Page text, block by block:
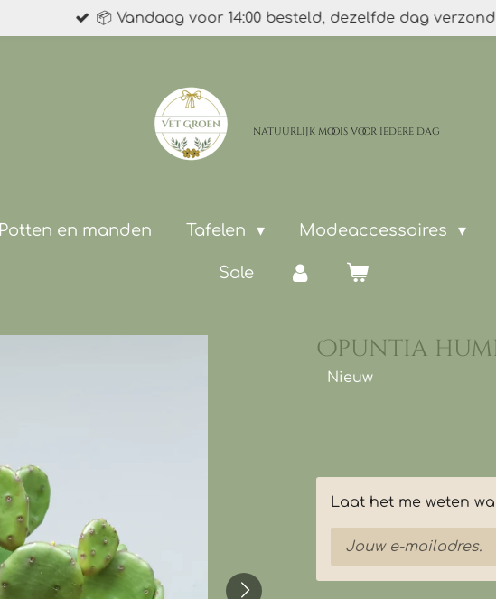
📦 Vandaag voor 14:00 besteld, dezelfde dag
natuurlijk moois voor iedere dag
Potten en manden Tafelen Modeaccessoires
Sale
Opuntia
Nieuw
Laat het me weten